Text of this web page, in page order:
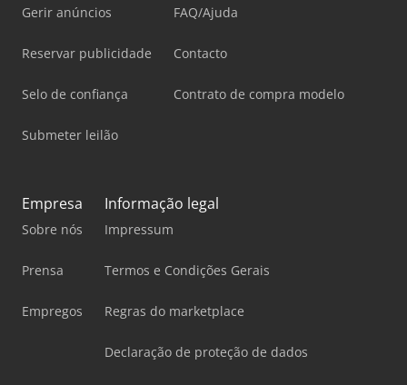
Gerir anúncios
Reservar publicidade
Selo de confiança
Submeter leilão
FAQ/Ajuda
Contacto
Contrato de compra modelo
Empresa
Sobre nós
Prensa
Empregos
Informação legal
Impressum
Termos e Condições Gerais
Regras do marketplace
Declaração de proteção de dados